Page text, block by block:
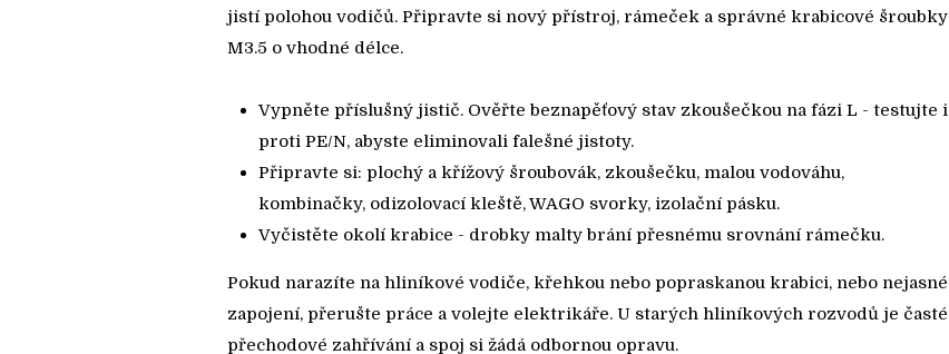
jistí polohou vodičů. Připravte si nový přístroj, rámeček a správné krabicové šroubky
M3.5 o vhodné délce.
Vypněte příslušný jistič. Ověřte beznapěťový stav zkoušečkou na fázi L - testujte i
proti PE/N, abyste eliminovali falešné jistoty.
Připravte si: plochý a křížový šroubovák, zkoušečku, malou vodováhu,
kombinačky, odizolovací kleště, WAGO svorky, izolační pásku.
Vyčistěte okolí krabice - drobky malty brání přesnému srovnání rámečku.
Pokud narazíte na hliníkové vodiče, křehkou nebo popraskanou krabici, nebo nejasné
zapojení, přerušte práce a volejte elektrikáře. U starých hliníkových rozvodů je časté
přechodové zahřívání a spoj si žádá odbornou opravu.